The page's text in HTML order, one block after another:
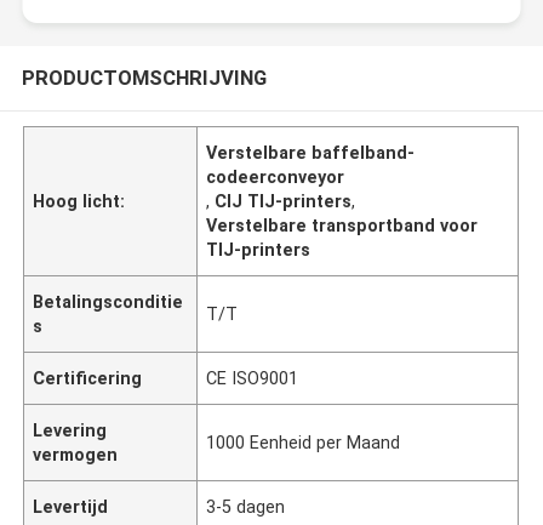
PRODUCTOMSCHRIJVING
Hoog licht:
Verstelbare baffelband-
codeerconveyor
, CIJ TIJ-printers,
Verstelbare transportband voor
TIJ-printers
Betalingsconditie
s
T/T
Certificering CE ISO9001
Levering
vermogen
1000 Eenheid per Maand
Levertijd 3-5 dagen